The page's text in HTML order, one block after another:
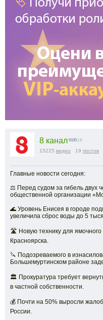
8 канал 9100 | 0
15225 видео 19 постов
Главные новости сегодня:
⚖️ Перед судом за гибель двух
общественной организации
🌊 Уровень Енисея в городе
увеличила сброс воды до 5
🛣️ Новую технику для
Красноярска.
🔪 Подозреваемого в
Большемуртинском районе
🏛️ Прокуратура требует
в частной собственности.
💰 Почти на 50% выросли
России.